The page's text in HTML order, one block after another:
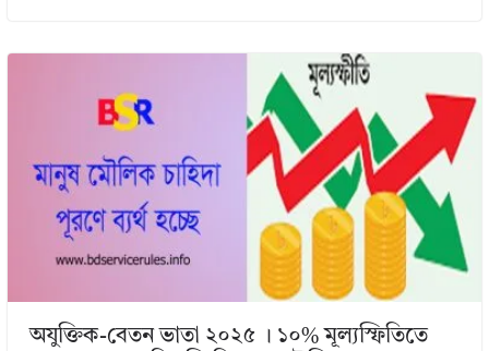
অযুক্তিক-বেতন ভাতা ২০২৫ । ১০% মূল্যস্ফিতিতে